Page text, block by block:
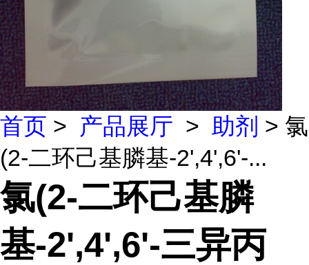
首页 > 产品展厅 > 助剂 > 氯
(2-二环己基膦基-2',4',6'-...
氯(2-二环己基膦
基-2',4',6'-三异丙